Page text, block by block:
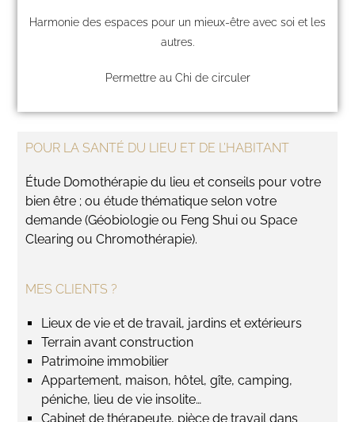
Harmonie des espaces pour un mieux-être avec soi et les
autres.
Permettre au Chi de circuler
POUR LA SANTÉ DU LIEU ET DE L’HABITANT
Étude Domothérapie du lieu et conseils pour votre
bien être ; ou étude thématique selon votre
demande (Géobiologie ou Feng Shui ou Space
Clearing ou Chromothérapie).
MES CLIENTS ?
Lieux de vie et de travail, jardins et extérieurs
Terrain avant construction
Patrimoine immobilier
Appartement, maison, hôtel, gîte, camping,
péniche, lieu de vie insolite…
Cabinet de thérapeute, pièce de travail dans